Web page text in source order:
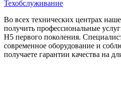
Техобслуживание
Во всех технических центрах
получить профессиональные
H5 первого поколения.
современное оборудование и
получаете гарантии качества на